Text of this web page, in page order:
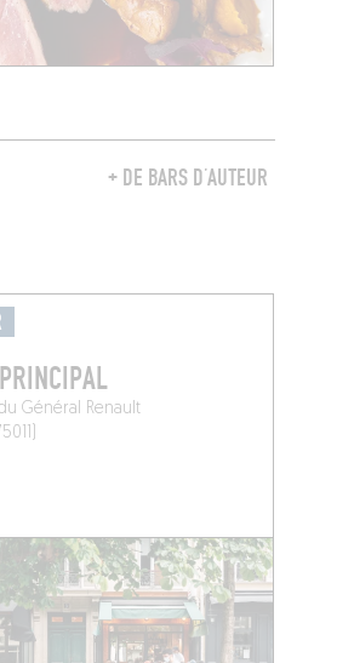
+ DE BARS D’AUTEUR
Général Renault